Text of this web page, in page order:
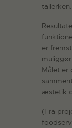
tallerken.
er
Målet er
æstetik
(Fra